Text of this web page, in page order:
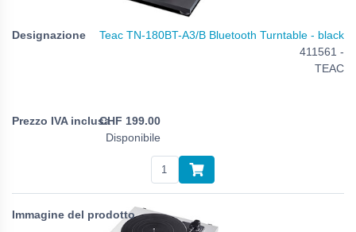
Teac TN-180BT-A3/B Bluetooth Turntable - black
411561 -
TEAC
CHF 199.00
Disponibile